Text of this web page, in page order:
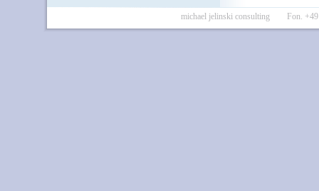
michael jelinski consulting Fon.